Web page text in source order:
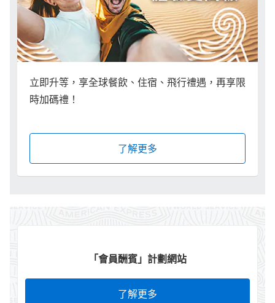
立即升等，享全球餐飲、住宿、飛行禮遇，再享限
時加碼禮！
了解更多
「會員酬賓」計劃網站
了解更多